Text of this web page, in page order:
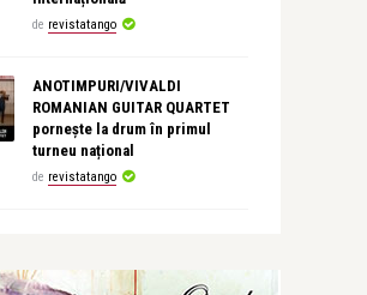
de revistatango
ANOTIMPURI/VIVALDI
ROMANIAN GUITAR QUARTET
pornește la drum în primul
turneu național
de revistatango